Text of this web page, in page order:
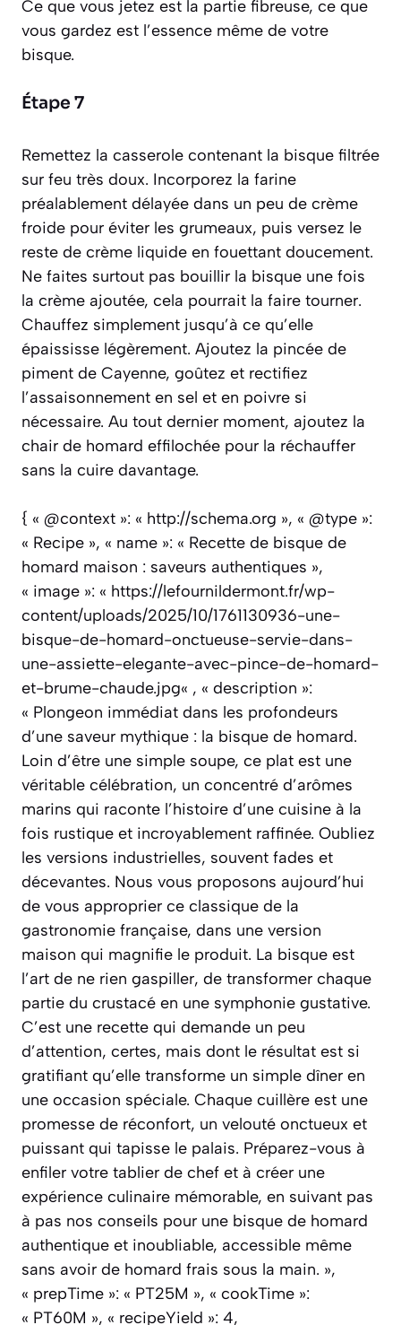
Ce que vous jetez est la partie fibreuse, ce que
vous gardez est l’essence même de votre
bisque.
Étape 7
Remettez la casserole contenant la bisque filtrée
sur feu très doux. Incorporez la farine
préalablement délayée dans un peu de crème
froide pour éviter les grumeaux, puis versez le
reste de crème liquide en fouettant doucement.
Ne faites surtout pas bouillir la bisque une fois
la crème ajoutée, cela pourrait la faire tourner.
Chauffez simplement jusqu’à ce qu’elle
épaississe légèrement. Ajoutez la pincée de
piment de Cayenne, goûtez et rectifiez
l’assaisonnement en sel et en poivre si
nécessaire. Au tout dernier moment, ajoutez la
chair de homard effilochée pour la réchauffer
sans la cuire davantage.
{ « @context »: « http://schema.org », « @type »:
« Recipe », « name »: « Recette de bisque de
homard maison : saveurs authentiques »,
« image »: « https://lefournildermont.fr/wp-
content/uploads/2025/10/1761130936-une-
bisque-de-homard-onctueuse-servie-dans-
une-assiette-elegante-avec-pince-de-homard-
et-brume-chaude.jpg« , « description »:
« Plongeon immédiat dans les profondeurs
d’une saveur mythique : la bisque de homard.
Loin d’être une simple soupe, ce plat est une
véritable célébration, un concentré d’arômes
marins qui raconte l’histoire d’une cuisine à la
fois rustique et incroyablement raffinée. Oubliez
les versions industrielles, souvent fades et
décevantes. Nous vous proposons aujourd’hui
de vous approprier ce classique de la
gastronomie française, dans une version
maison qui magnifie le produit. La bisque est
l’art de ne rien gaspiller, de transformer chaque
partie du crustacé en une symphonie gustative.
C’est une recette qui demande un peu
d’attention, certes, mais dont le résultat est si
gratifiant qu’elle transforme un simple dîner en
une occasion spéciale. Chaque cuillère est une
promesse de réconfort, un velouté onctueux et
puissant qui tapisse le palais. Préparez-vous à
enfiler votre tablier de chef et à créer une
expérience culinaire mémorable, en suivant pas
à pas nos conseils pour une bisque de homard
authentique et inoubliable, accessible même
sans avoir de homard frais sous la main. »,
« prepTime »: « PT25M », « cookTime »:
« PT60M », « recipeYield »: 4,